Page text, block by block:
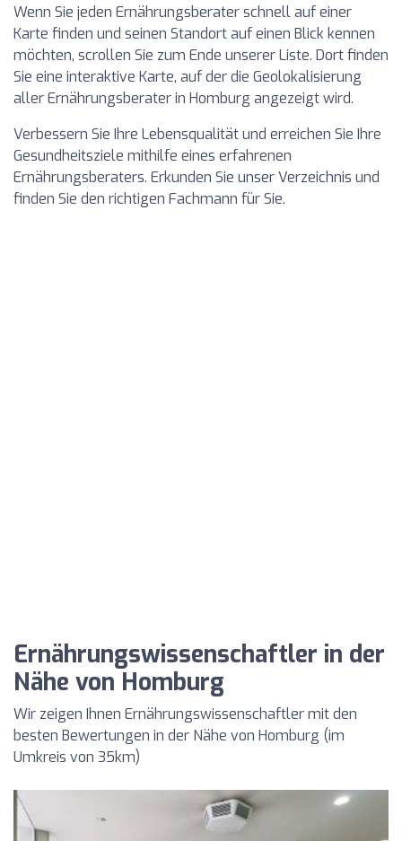
Wenn Sie jeden Ernährungsberater schnell auf einer
Karte finden und seinen Standort auf einen Blick kennen
möchten, scrollen Sie zum Ende unserer Liste. Dort finden
Sie eine interaktive Karte, auf der die Geolokalisierung
aller Ernährungsberater in Homburg angezeigt wird.
Verbessern Sie Ihre Lebensqualität und erreichen Sie Ihre
Gesundheitsziele mithilfe eines erfahrenen
Ernährungsberaters. Erkunden Sie unser Verzeichnis und
finden Sie den richtigen Fachmann für Sie.
Ernährungswissenschaftler in der
Nähe von Homburg
Wir zeigen Ihnen Ernährungswissenschaftler mit den
besten Bewertungen in der Nähe von Homburg (im
Umkreis von 35km)